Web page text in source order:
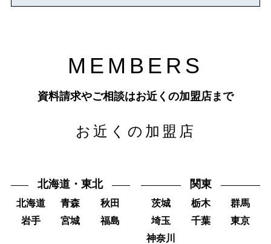
M E M B E R S
資料請求やご相談はお近くの加盟店まで
お近くの加盟店
北海道・東北
北海道 青森
秋田
岩手
宮城 福島
関東
茨城 栃木
群馬
埼玉
千葉
東京
神奈川